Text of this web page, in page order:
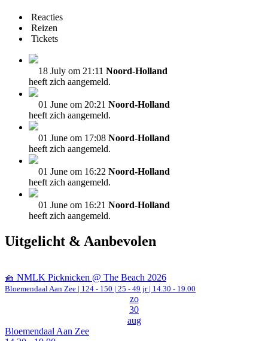
Reacties
Reizen
Tickets
18 July om 21:11 Noord-Holland
heeft zich aangemeld.
01 June om 20:21 Noord-Holland
heeft zich aangemeld.
01 June om 17:08 Noord-Holland
heeft zich aangemeld.
01 June om 16:22 Noord-Holland
heeft zich aangemeld.
01 June om 16:21 Noord-Holland
heeft zich aangemeld.
Uitgelicht & Aanbevolen
🧺 NMLK Picknicken @ The Beach 2026
Bloemendaal Aan Zee | 124 - 150 | 25 - 49 jr | 14.30 - 19.00
zo
30
aug
Bloemendaal Aan Zee